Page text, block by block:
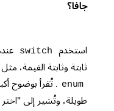
جافا؟
استخدم switch
ثابتة وثابتة القيمة،
enum . تُقرأ بوضوح
طويلة، وتُشير إلى